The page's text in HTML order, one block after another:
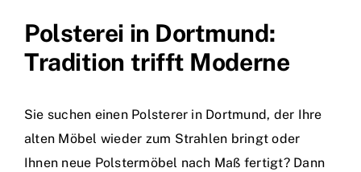
Polsterei in Dortmund:
Tradition trifft Moderne
Sie suchen einen Polsterer in Dortmund, der Ihre
alten Möbel wieder zum Strahlen bringt oder
Ihnen neue Polstermöbel nach Maß fertigt? Dann